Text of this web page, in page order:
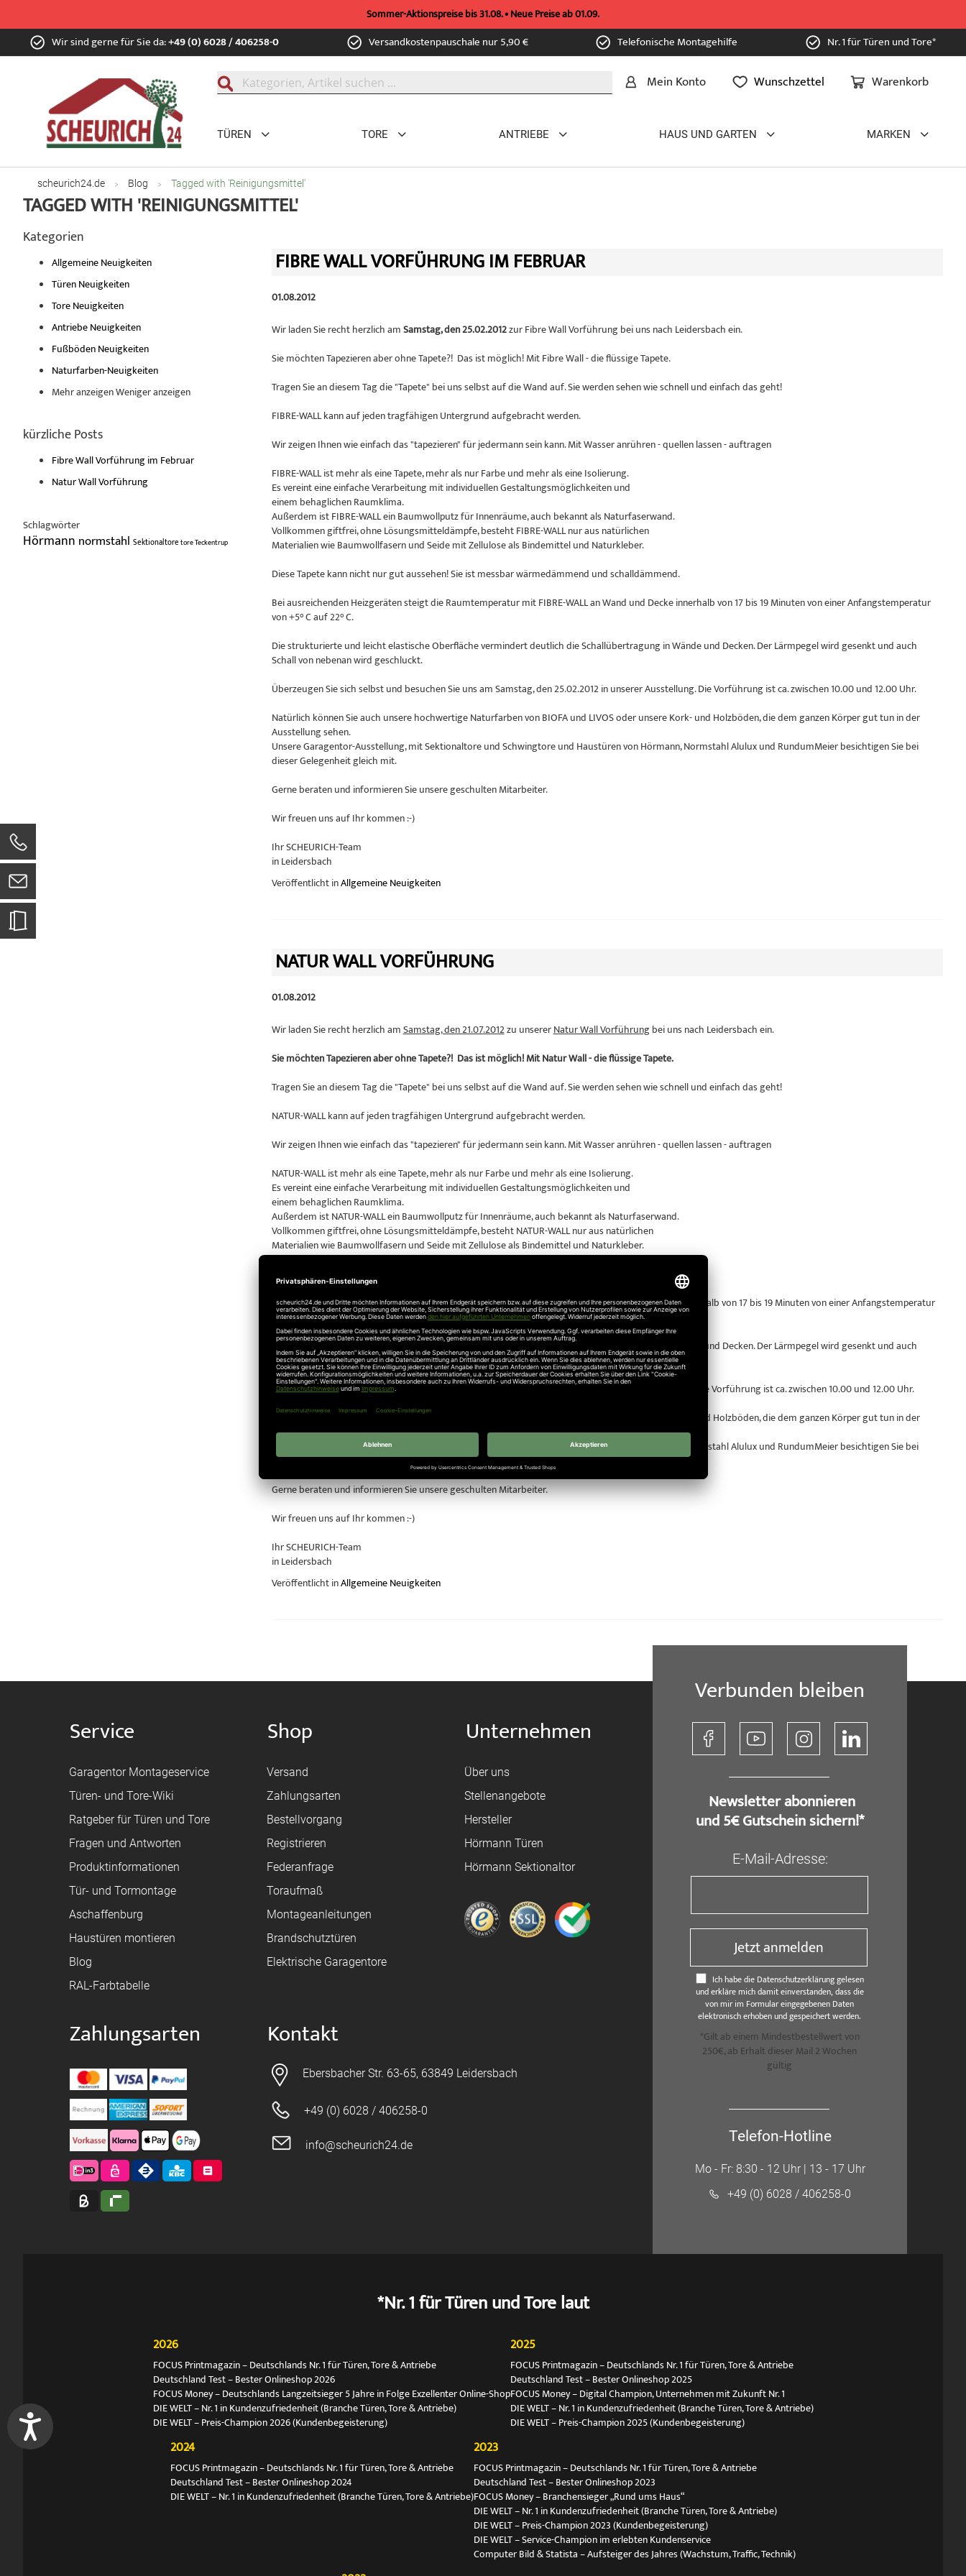
Sommer-Aktionspreise bis 31.08. • Neue Preise ab 01.09.
Zum
Inhalt Wir sind gerne für Sie da:+49 (0) 6028 / 406258-0 Versandkostenpauschale nur 5,90 € Telefonische Montagehilfe Nr. 1 für Türen und Tore*
Warenkorb
Mein Konto Wunschzettel
TÜREN TORE ANTRIEBE HAUS UND GARTEN MARKEN
scheurich24.de Blog Tagged with 'Reinigungsmittel'
TAGGED WITH 'REINIGUNGSMITTEL'
FIBRE WALL VORFÜHRUNG IM FEBRUAR
01.08.2012
Wir laden Sie recht herzlich amSamstag, den 25.02.2012zur Fibre Wall Vorführung bei uns nach Leidersbach ein.
Sie möchten Tapezieren aber ohne Tapete?! Das ist möglich! Mit Fibre Wall - die flüssige Tapete.
Tragen Sie an diesem Tag die "Tapete" bei uns selbst auf die Wand auf. Sie werden sehen wie schnell und einfach das geht!
FIBRE-WALL kann auf jeden tragfähigen Untergrund aufgebracht werden.
Wir zeigen Ihnen wie einfach das "tapezieren" für jedermann sein kann. Mit Wasser anrühren - quellen lassen - auftragen
FIBRE-WALL ist mehr als eine Tapete, mehr als nur Farbe und mehr als eine Isolierung.
Es vereint eine einfache Verarbeitung mit individuellen Gestaltungsmöglichkeiten und
einem behaglichen Raumklima.
Außerdem ist FIBRE-WALL ein Baumwollputz für Innenräume, auch bekannt als Naturfaserwand.
Vollkommen giftfrei, ohne Lösungsmitteldämpfe, besteht FIBRE-WALL nur aus natürlichen
Materialien wie Baumwollfasern und Seide mit Zellulose als Bindemittel und Naturkleber.
Diese Tapete kann nicht nur gut aussehen! Sie ist messbar wärmedämmend und schalldämmend.
Bei ausreichenden Heizgeräten steigt die Raumtemperatur mit FIBRE-WALL an Wand und Decke innerhalb von 17 bis 19 Minuten von einer Anfangstemperatur
von +5° C auf 22° C.
Die strukturierte und leicht elastische Oberfläche vermindert deutlich die Schallübertragung in Wände und Decken. Der Lärmpegel wird gesenkt und auch
Schall von nebenan wird geschluckt.
Überzeugen Sie sich selbst und besuchen Sie uns am Samstag, den 25.02.2012 in unserer Ausstellung. Die Vorführung ist ca. zwischen 10.00 und 12.00 Uhr.
Natürlich können Sie auch unsere hochwertige Naturfarben von BIOFA und LIVOS oder unsere Kork- und Holzböden, die dem ganzen Körper gut tun in der
Ausstellung sehen.
Unsere Garagentor-Ausstellung, mit Sektionaltore und Schwingtore und Haustüren von Hörmann, Normstahl Alulux und RundumMeier besichtigen Sie bei
dieser Gelegenheit gleich mit.
Gerne beraten und informieren Sie unsere geschulten Mitarbeiter.
Wir freuen uns auf Ihr kommen :-)
Ihr SCHEURICH-Team
in Leidersbach
Veröffentlicht inAllgemeine Neuigkeiten
NATUR WALL VORFÜHRUNG
01.08.2012
Wir laden Sie recht herzlich amSamstag, den 21.07.2012zu unsererNatur Wall Vorführungbei uns nach Leidersbach ein.
Sie möchten Tapezieren aber ohne Tapete?! Das ist möglich! Mit Natur Wall - die flüssige Tapete.
Tragen Sie an diesem Tag die "Tapete" bei uns selbst auf die Wand auf. Sie werden sehen wie schnell und einfach das geht!
NATUR-WALL kann auf jeden tragfähigen Untergrund aufgebracht werden.
Wir zeigen Ihnen wie einfach das "tapezieren" für jedermann sein kann. Mit Wasser anrühren - quellen lassen - auftragen
NATUR-WALL ist mehr als eine Tapete, mehr als nur Farbe und mehr als eine Isolierung.
Es vereint eine einfache Verarbeitung mit individuellen Gestaltungsmöglichkeiten und
einem behaglichen Raumklima.
Außerdem ist NATUR-WALL ein Baumwollputz für Innenräume, auch bekannt als Naturfaserwand.
Vollkommen giftfrei, ohne Lösungsmitteldämpfe, besteht NATUR-WALL nur aus natürlichen
Materialien wie Baumwollfasern und Seide mit Zellulose als Bindemittel und Naturkleber.
Diese Tapete kann nicht nur gut aussehen! Sie ist messbar wärmedämmend und schalldämmend.
Bei ausreichenden Heizgeräten steigt die Raumtemperatur mit NATUR-WALL an Wand und Decke innerhalb von 17 bis 19 Minuten von einer Anfangstemperatur
von +5° C auf 22° C.
Die strukturierte und leicht elastische Oberfläche vermindert deutlich die Schallübertragung in Wände und Decken. Der Lärmpegel wird gesenkt und auch
Schall von nebenan wird geschluckt.
Überzeugen Sie sich selbst und besuchen Sie uns am Samstag, den 21.07.2012 in unserer Ausstellung. Die Vorführung ist ca. zwischen 10.00 und 12.00 Uhr.
Natürlich können Sie auch unsere hochwertige Naturfarben von BIOFA und LIVOS oder unsere Kork- und Holzböden, die dem ganzen Körper gut tun in der
Ausstellung sehen.
Unsere Garagentor-Ausstellung, mit Sektionaltore und Schwingtore und Haustüren von Hörmann, Normstahl Alulux und RundumMeier besichtigen Sie bei
dieser Gelegenheit gleich mit.
Gerne beraten und informieren Sie unsere geschulten Mitarbeiter.
Wir freuen uns auf Ihr kommen :-)
Ihr SCHEURICH-Team
in Leidersbach
Veröffentlicht inAllgemeine Neuigkeiten
Kategorien
Allgemeine Neuigkeiten
Türen Neuigkeiten
Tore Neuigkeiten
Antriebe Neuigkeiten
Fußböden Neuigkeiten
Naturfarben-Neuigkeiten
Mehr anzeigenWeniger anzeigen
kürzliche Posts
Fibre Wall Vorführung im Februar
Natur Wall Vorführung
Schlagwörter
Hörmann normstahl SektionaltoretoreTeckentrup
Service
Garagentor Montageservice
Türen- und Tore-Wiki
Ratgeber für Türen und Tore
Fragen und Antworten
Produktinformationen
Tür- und Tormontage
Aschaffenburg
Haustüren montieren
Blog
RAL-Farbtabelle
Shop
Versand
Zahlungsarten
Bestellvorgang
Registrieren
Federanfrage
Toraufmaß
Montageanleitungen
Brandschutztüren
Elektrische Garagentore
Unternehmen
Über uns
Stellenangebote
Hersteller
Hörmann Türen
Hörmann Sektionaltor
Zahlungsarten Kontakt
Ebersbacher Str. 63-65, 63849 Leidersbach
+49 (0) 6028 / 406258-0
info@scheurich24.de
Verbunden bleiben
​ Newsletter abonnieren
und 5€ Gutschein sichern!*
E-Mail-Adresse:
Jetzt anmelden
Ich habe die Datenschutzerklärung gelesen
und erkläre mich damit einverstanden, dass die
von mir im Formular eingegebenen Daten
elektronisch erhoben und gespeichert werden.
*Gilt ab einem Mindestbestellwert von
250€, ab Erhalt dieser Mail 2 Wochen
gültig
Telefon-Hotline
Mo - Fr: 8:30 - 12 Uhr | 13 - 17 Uhr
+49 (0) 6028 / 406258-0
*Nr. 1 für Türen und Tore laut
2026
FOCUS Printmagazin – Deutschlands Nr. 1 für Türen, Tore & Antriebe
Deutschland Test – Bester Onlineshop 2026
FOCUS Money – Deutschlands Langzeitsieger 5 Jahre in Folge Exzellenter Online-Shop
DIE WELT – Nr. 1 in Kundenzufriedenheit (Branche Türen, Tore & Antriebe)
DIE WELT – Preis-Champion 2026 (Kundenbegeisterung)
2025
FOCUS Printmagazin – Deutschlands Nr. 1 für Türen, Tore & Antriebe
Deutschland Test – Bester Onlineshop 2025
FOCUS Money – Digital Champion, Unternehmen mit Zukunft Nr. 1
DIE WELT – Nr. 1 in Kundenzufriedenheit (Branche Türen, Tore & Antriebe)
DIE WELT – Preis-Champion 2025 (Kundenbegeisterung)
2024
FOCUS Printmagazin – Deutschlands Nr. 1 für Türen, Tore & Antriebe
Deutschland Test – Bester Onlineshop 2024
DIE WELT – Nr. 1 in Kundenzufriedenheit (Branche Türen, Tore & Antriebe)
2023
FOCUS Printmagazin – Deutschlands Nr. 1 für Türen, Tore & Antriebe
Deutschland Test – Bester Onlineshop 2023
FOCUS Money – Branchensieger „Rund ums Haus“
DIE WELT – Nr. 1 in Kundenzufriedenheit (Branche Türen, Tore & Antriebe)
DIE WELT – Preis-Champion 2023 (Kundenbegeisterung)
DIE WELT – Service-Champion im erlebten Kundenservice
Computer Bild & Statista – Aufsteiger des Jahres (Wachstum, Traffic, Technik)